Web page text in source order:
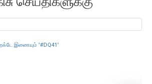
இணையும் '#DQ41'